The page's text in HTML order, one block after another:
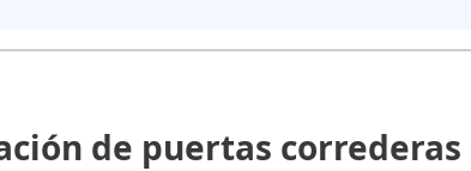
de puertas correderas